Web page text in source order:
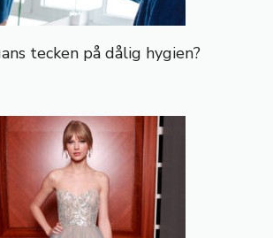
tecken på dålig hygien?